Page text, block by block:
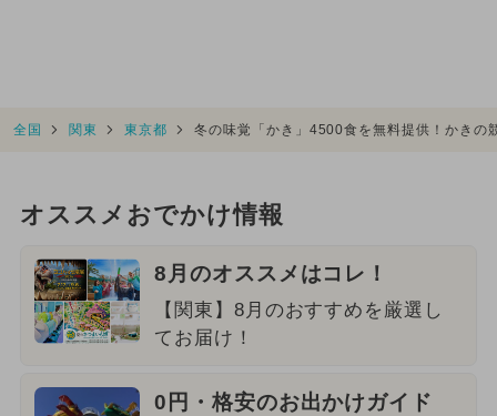
全国 関東 東京都 冬の味覚「かき」4500食を無料提供！かきの
オススメおでかけ情報
8月のオススメはコレ！
【関東】8月のおすすめを厳選し
てお届け！
0円・格安のお出かけガイド